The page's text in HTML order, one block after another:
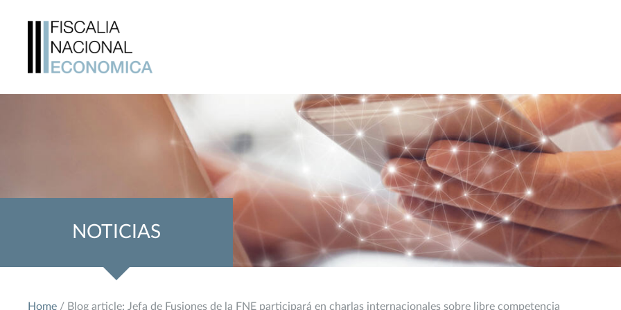
NOTICIAS
Home / Blog article: Jefa de Fusiones de la FNE participará en charlas internacionales sobre libre competencia